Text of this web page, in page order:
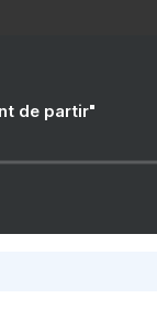
de partir"